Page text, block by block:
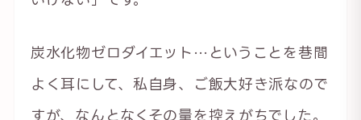
炭水化物ゼロダイエット…ということを巷間
よく耳にして、私自身、ご飯大好き派なので
すが、なんとなくその量を控えがちでした。